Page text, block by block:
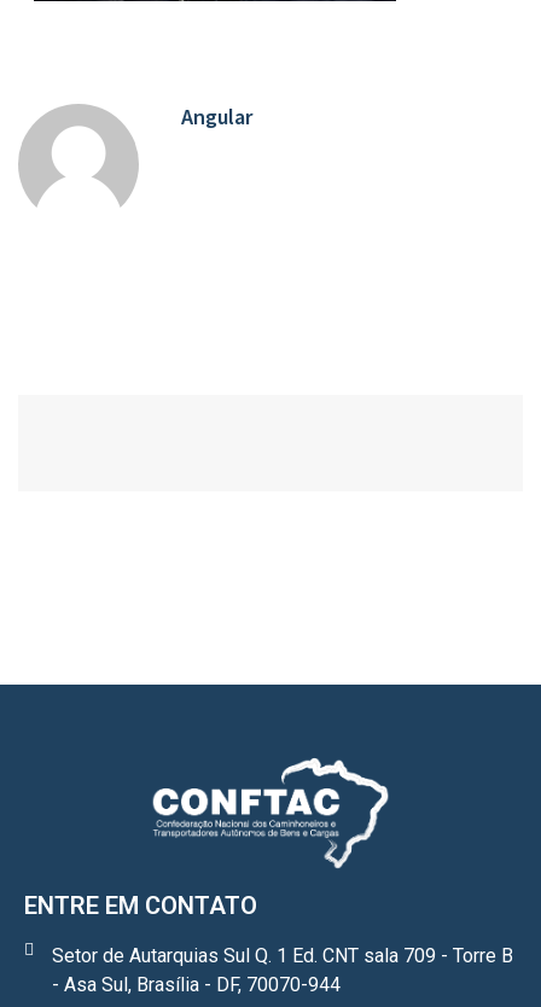
Angular
ENTRE EM CONTATO
Setor de Autarquias Sul Q. 1 Ed. CNT sala 709 - Torre B
- Asa Sul, Brasília - DF, 70070-944